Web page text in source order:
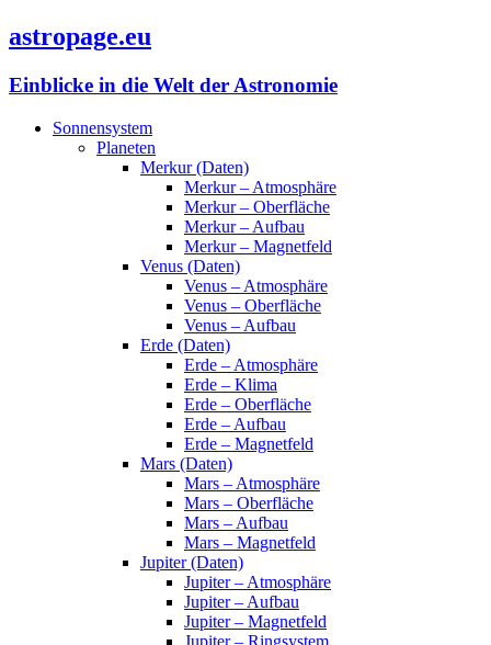
astropage.eu
Einblicke in die Welt der Astronomie
Sonnensystem
Planeten
Merkur (Daten)
Merkur – Atmosphäre
Merkur – Oberfläche
Merkur – Aufbau
Merkur – Magnetfeld
Venus (Daten)
Venus – Atmosphäre
Venus – Oberfläche
Venus – Aufbau
Erde (Daten)
Erde – Atmosphäre
Erde – Klima
Erde – Oberfläche
Erde – Aufbau
Erde – Magnetfeld
Mars (Daten)
Mars – Atmosphäre
Mars – Oberfläche
Mars – Aufbau
Mars – Magnetfeld
Jupiter (Daten)
Jupiter – Atmosphäre
Jupiter – Aufbau
Jupiter – Magnetfeld
Jupiter – Ringsystem